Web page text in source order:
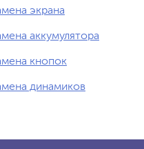
экрана
аккумулятора
кнопок
динамиков